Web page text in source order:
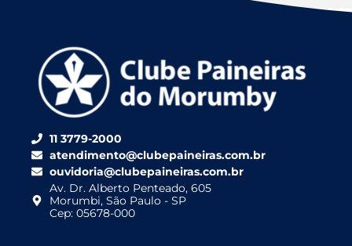
11 3779-2000
atendimento@clubepaineiras.com.br
ouvidoria@clubepaineiras.com.br
Av. Dr. Alberto Penteado, 605
Morumbi, São Paulo - SP
Cep: 05678-000